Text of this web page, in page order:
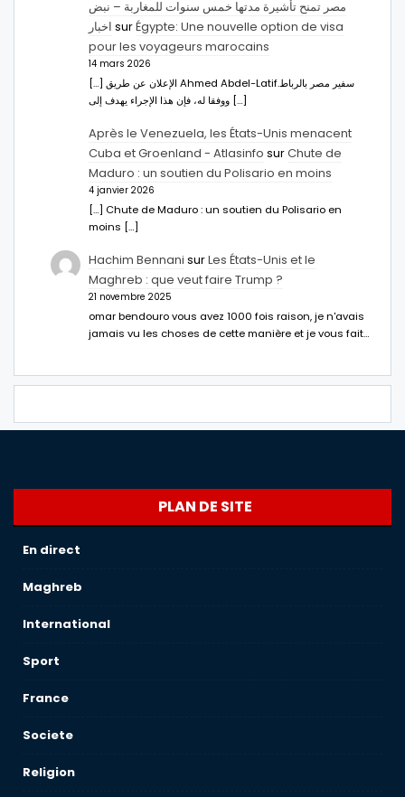
مصر تمنح تأشيرة مدتها خمس سنوات للمغاربة – نبض
اخبار surÉgypte: Une nouvelle option de visa
pour les voyageurs marocains
14 mars 2026
[…] الإعلان عن طريق Ahmed Abdel-Latifسفير مصر بالرباط.
ووفقا له، فإن هذا الإجراء يهدف إلى […]
Après le Venezuela, les États-Unis menacent
Cuba et Groenland - Atlasinfo surChute de
Maduro : un soutien du Polisario en moins
4 janvier 2026
[…] Chute de Maduro : un soutien du Polisario en
moins […]
Hachim Bennani surLes États-Unis et le
Maghreb : que veut faire Trump ?
21 novembre 2025
omar bendouro vous avez 1000 fois raison, je n'avais
jamais vu les choses de cette manière et je vous fait…
PLAN DE SITE
En direct
Maghreb
International
Sport
France
Societe
Religion